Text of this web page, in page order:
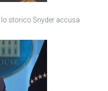
lo storico Snyder accusa